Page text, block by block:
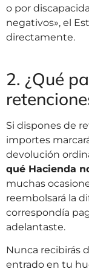
o por
negativos», el
directamente.
2. ¿Qué
Si dispones de
importes
devolución
qué Hacienda
muchas
reembolsará la
correspondía
adelantaste.
Nunca recibirás
entrado en tu